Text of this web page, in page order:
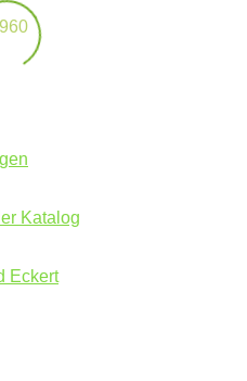
Katalog
Eckert